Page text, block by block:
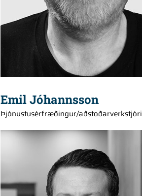
Emil Jóhannsson
Þjónustusérfræðingur/aðstoðarverkstjóri
go@hedinn.is
go@hedinn.is